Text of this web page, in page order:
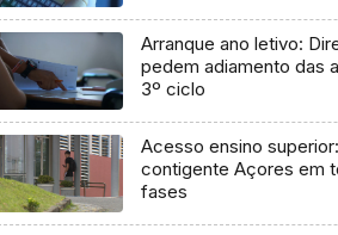
Arranque ano letivo:
pedem adiamento das
3º ciclo
Acesso ensino
contigente Açores em
fases